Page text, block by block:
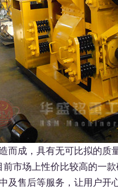
成，具有无可比拟的质
市场上性价比较高的一
及售后等服务，让用户开